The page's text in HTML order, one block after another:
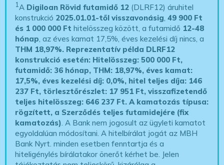
1A Digiloan Rövid futamidő 12 (DLRF12) áruhitel
konstrukció 2025.01.01-től visszavonásig,49 900 Ft
és 1 000 000 Ft hitelösszeg között, a futamidő 12-48
hónap, az éves kamat 17,5%, éves kezelési díj nincs, a
THM 18,97%. Reprezentatív példa DLRF12
konstrukció esetén: Hitelösszeg: 500 000 Ft,
futamidő: 36 hónap, THM: 18,97%, éves kamat:
17,5%, éves kezelési díj: 0,0%, hitel teljes díja: 146
237 Ft, törlesztőrészlet: 17 951 Ft, visszafizetendő
teljes hitelösszeg: 646 237 Ft.A kamatozás típusa:
rögzített, a Szerződés teljes futamidejére (fix
kamatozás). A Bank nem jogosult az ügyleti kamatot
egyoldalúan módosítani. A hitelbírálat jogát az MBH
Bank Nyrt. minden esetben fenntartja és a
hiteligénylés bírálatakor önerőt kérhet be. Jelen